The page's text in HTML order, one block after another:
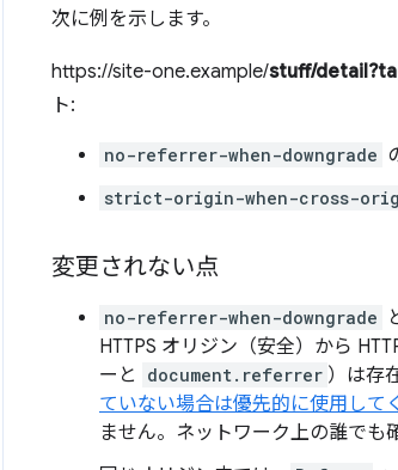
次に例を示します。
https://site-one.example/stuff/
ト:
no-referrer-when-downgrade
strict-origin-when-cross-
変更されない点
no-referrer-when-downgrade
HTTPS オリジン（安全）から
ーと
document.referrer ）は存
ていない場合は優先的に使用して
ません。ネットワーク上の誰でも